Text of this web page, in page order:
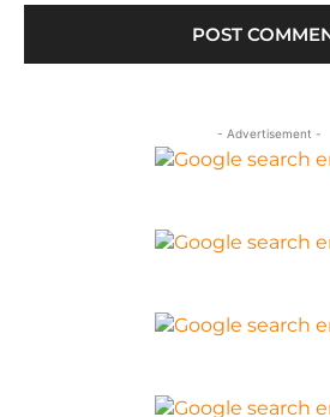
- Advertisement -